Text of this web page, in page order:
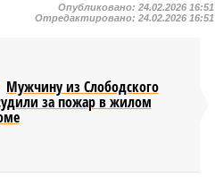
Опубликовано:24.02.2026 16:51
Отредактировано:24.02.2026 16:51
Мужчину из Слободского
за пожар в жилом